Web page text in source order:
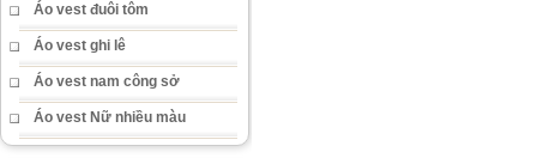
Áo vest đuôi tôm
Áo vest ghi lê
Áo vest nam công sở
Áo vest Nữ nhiều màu